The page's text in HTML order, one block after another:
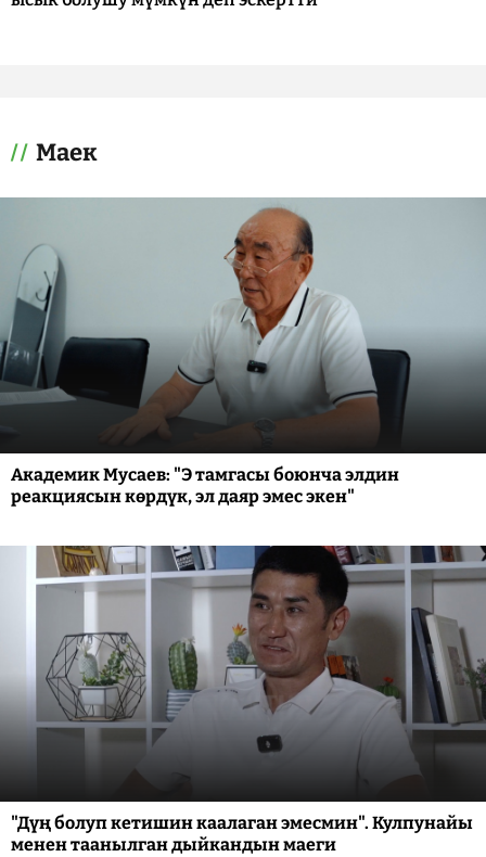
Маек
Академик Мусаев: "Э тамгасы боюнча элдин
реакциясын көрдүк, эл даяр эмес экен"
"Дүң болуп кетишин каалаган эмесмин". Кулпунайы
менен таанылган дыйкандын маеги